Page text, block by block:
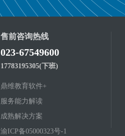
售前咨询热线
023-67549600
17783195305(下班)
鼎维教育软件+
服务能力解读
成熟解决方案
渝ICP备05000323号-1